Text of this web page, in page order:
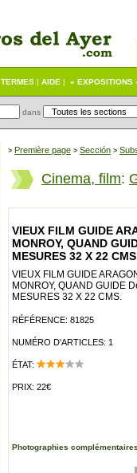
TERMES | AIDE | « EXPOSITIONS
dans
> Première page > Sección >
Cinema, film:
VIEUX FILM GUIDE
MONROY, QUAND
MESURES 32 X 22
VIEUX FILM GUIDE
MONROY, QUAND GUIDE
MESURES 32 X 22 CMS.
RÉFÉRENCE: 81825
NUMÉRO D'ARTICLES: 1
ÉTAT:
PRIX: 22€
Photographies